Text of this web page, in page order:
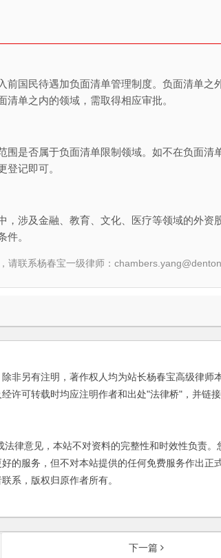
国民待遇加负面清单管理制度。负面清单之
单之内的领域，需取得相应审批。
是否属于负面清单限制领域。如不在负面清
记即可。
涉及金融、教育、文化、医疗等领域的外资
。
请联系杨春宝一级律师：
非另有注明，著作权人均为站长杨春宝高级律师
许可转载时均应注明作者和出处"法律桥"，并链
意见，本站不对资料的完整性和时效性负责。
的服务，但不对本站提供的任何免费服务作出正
系，版权归原作者所有。
下一篇